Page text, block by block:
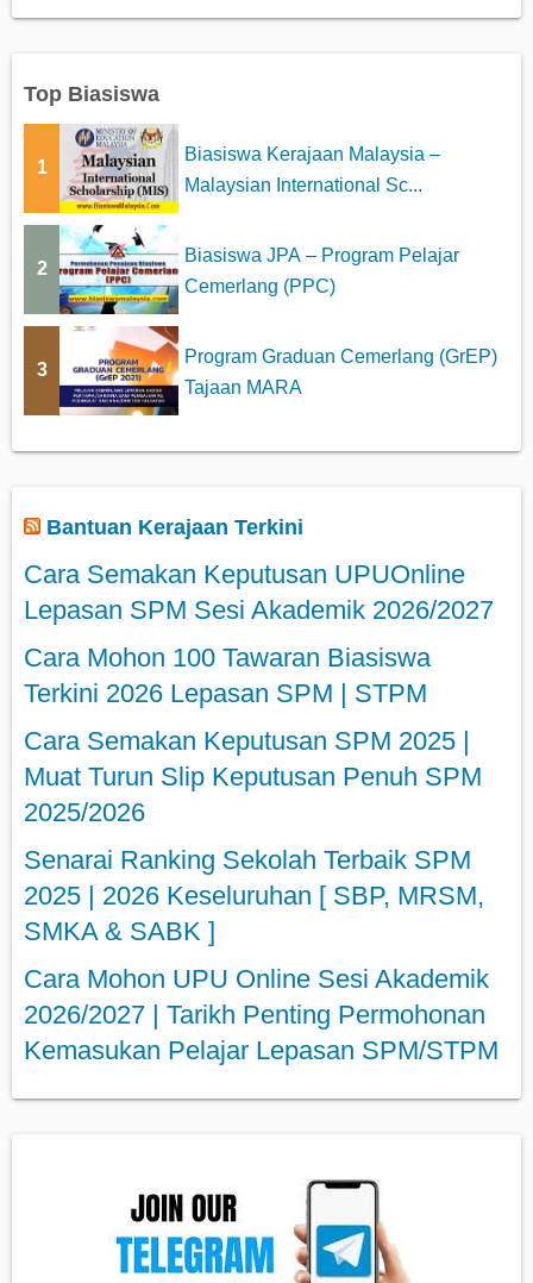
Top Biasiswa
1
Biasiswa Kerajaan Malaysia –
Malaysian International Sc...
2
Biasiswa JPA – Program Pelajar
Cemerlang (PPC)
3
Program Graduan Cemerlang (GrEP)
Tajaan MARA
Bantuan Kerajaan Terkini
Cara Semakan Keputusan UPUOnline
Lepasan SPM Sesi Akademik 2026/2027
Cara Mohon 100 Tawaran Biasiswa
Terkini 2026 Lepasan SPM | STPM
Cara Semakan Keputusan SPM 2025 |
Muat Turun Slip Keputusan Penuh SPM
2025/2026
Senarai Ranking Sekolah Terbaik SPM
2025 | 2026 Keseluruhan [ SBP, MRSM,
SMKA & SABK ]
Cara Mohon UPU Online Sesi Akademik
2026/2027 | Tarikh Penting Permohonan
Kemasukan Pelajar Lepasan SPM/STPM